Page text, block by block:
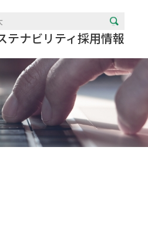
テナビリティ採用情報